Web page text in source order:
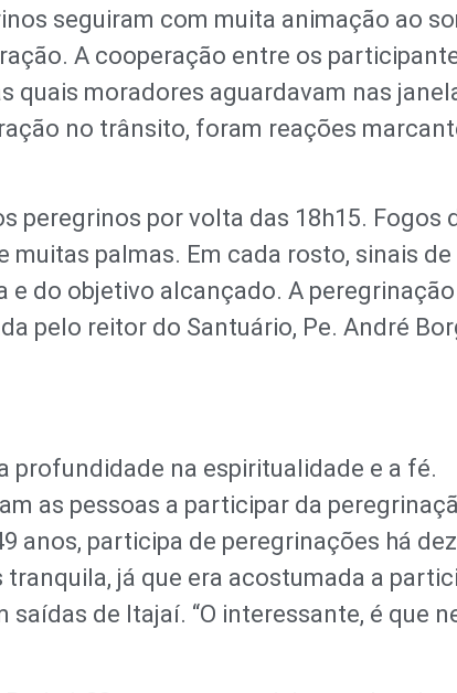
seguiram com muita animação ao
A cooperação entre os
quais moradores aguardavam nas
no trânsito, foram reações
peregrinos por volta das 18h15. Fogos
palmas. Em cada rosto, sinais de
e do objetivo alcançado. A
pelo reitor do Santuário, Pe. André
profundidade na espiritualidade e a fé.
as pessoas a participar da
anos, participa de peregrinações há dez
já que era acostumada a
de Itajaí. “O interessante, é que